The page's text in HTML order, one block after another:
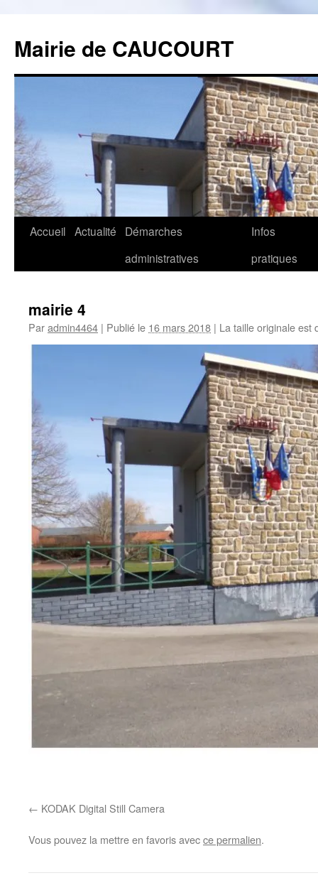
Mairie de CAUCOURT
Aller
Accueil Actualité
Démarches
administratives
Infos
pratiques
mairie 4
Paradmin4464 | Publié le 16 mars 2018 | La taille originale est
KODAK Digital Still Camera
Vous pouvez la mettre en favoris avecce permalien.